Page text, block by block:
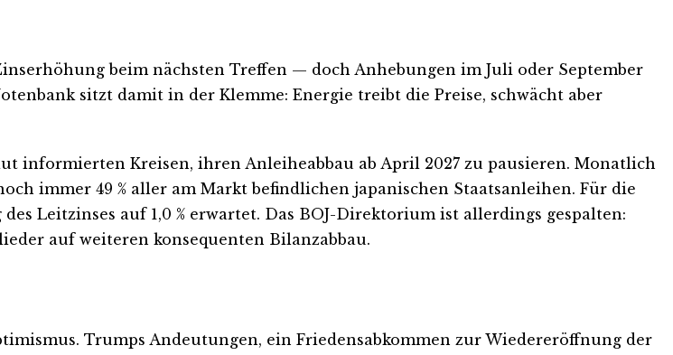
beim nächsten Treffen — doch Anhebungen im Juli oder September
sitzt damit in der Klemme: Energie treibt die Preise, schwächt aber
informierten Kreisen, ihren Anleiheabbau ab April 2027 zu pausieren. Monatlich
immer 49 % aller am Markt befindlichen japanischen Staatsanleihen. Für die
Leitzinses auf 1,0 % erwartet. Das BOJ-Direktorium ist allerdings gespalten:
auf weiteren konsequenten Bilanzabbau.
Trumps Andeutungen, ein Friedensabkommen zur Wiedereröffnung der